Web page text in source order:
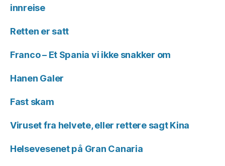
innreise
Retten er satt
Franco – Et Spania vi ikke snakker om
Hanen Galer
Fast skam
Viruset fra helvete, eller rettere sagt Kina
Helsevesenet på Gran Canaria